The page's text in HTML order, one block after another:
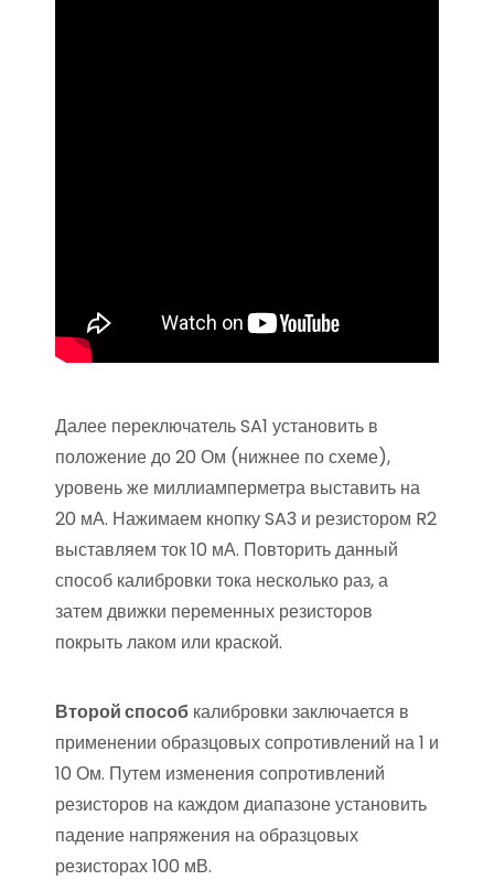
Далее переключатель SA1 установить в
положение до 20 Ом (нижнее по схеме),
уровень же миллиамперметра выставить на
20 мА. Нажимаем кнопку SA3 и резистором R2
выставляем ток 10 мА. Повторить данный
способ калибровки тока несколько раз, а
затем движки переменных резисторов
покрыть лаком или краской.
Второй способ калибровки заключается в
применении образцовых сопротивлений на 1 и
10 Ом. Путем изменения сопротивлений
резисторов на каждом диапазоне установить
падение напряжения на образцовых
резисторах 100 мВ.